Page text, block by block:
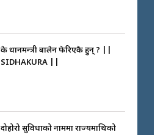
के प्रधानमन्त्री बालेन फेरिएकै हुन् ? ||
SIDHAKURA ||
दोहोरो सुविधाको नाममा राज्यमाथिको